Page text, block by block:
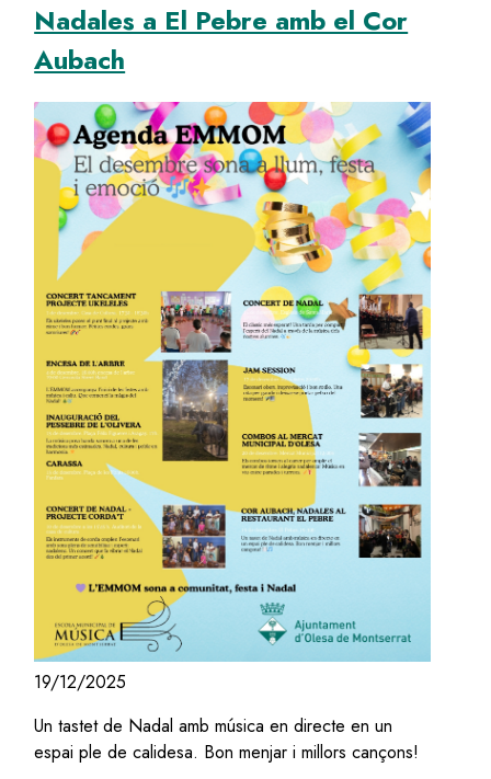
Nadales a El Pebre amb el Cor
Aubach
Image
19/12/2025
Un tastet de Nadal amb música en directe en un
espai ple de calidesa. Bon menjar i millors cançons!